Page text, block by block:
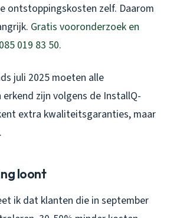
ontstoppingskosten zelf. Daarom
Gratis vooronderzoek en
019 83 50.
juli 2025 moeten alle
zijn volgens de InstallQ-
extra kwaliteitsgaranties, maar
loont
ik dat klanten die in september